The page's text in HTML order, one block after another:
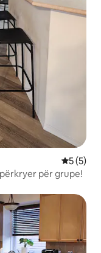
5 (5)
për grupe!